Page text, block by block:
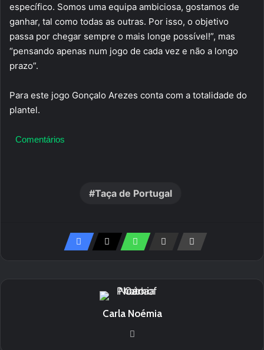
específico. Somos uma equipa ambiciosa, gostamos de
ganhar, tal como todas as outras. Por isso, o objetivo
passa por chegar sempre o mais longe possível!”, mas
“pensando apenas num jogo de cada vez e não a longo
prazo”.
Para este jogo Gonçalo Arezes conta com a totalidade do
plantel.
Comentários
Taça de Portugal
Carla Noémia